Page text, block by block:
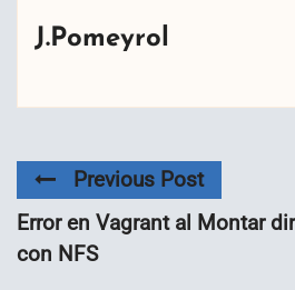
J.Pomeyrol
Previous Post
Error en Vagrant al Montar
con NFS